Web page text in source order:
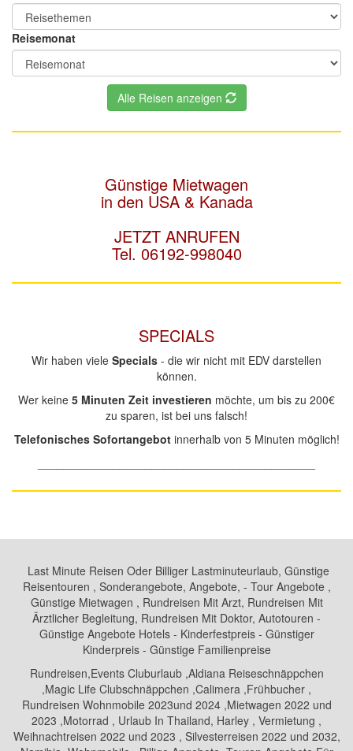
Reisemonat
Alle Reisen anzeigen
Günstige Mietwagen
in den USA & Kanada
JETZT ANRUFEN
Tel. 06192-998040
SPECIALS
Wir haben viele Specials - die wir nicht mit EDV darstellen
können.
Wer keine 5 Minuten Zeit investieren möchte, um bis zu 200€
zu sparen, ist bei uns falsch!
Telefonisches Sofortangebotinnerhalb von 5 Minuten möglich!
Last Minute Reisen Oder Billiger Lastminuteurlaub, Günstige
Reisentouren , Sonderangebote, Angebote, - Tour Angebote ,
Günstige Mietwagen , Rundreisen Mit Arzt, Rundreisen Mit
Ärztlicher Begleitung, Rundreisen Mit Doktor, Autotouren -
Günstige Angebote Hotels - Kinderfestpreis - Günstiger
Kinderpreis - Günstige Familienpreise
Rundreisen,Events Cluburlaub ,Aldiana Reiseschnäppchen
,Magic Life Clubschnäppchen ,Calimera ,Frühbucher ,
Rundreisen Wohnmobile 2023und 2024 ,Mietwagen 2022 und
2023 ,Motorrad , Urlaub In Thailand, Harley , Vermietung ,
Weihnachtreisen 2022 und 2023 , Silvesterreisen 2022 und 2032,